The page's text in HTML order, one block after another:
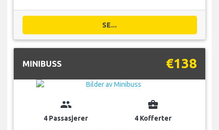
SE...
MINIBUSS €138
group
4 Passasjerer
business_center
4 Kofferter